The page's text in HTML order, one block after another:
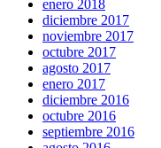
enero 2018
diciembre 2017
noviembre 2017
octubre 2017
agosto 2017
enero 2017
diciembre 2016
octubre 2016
septiembre 2016